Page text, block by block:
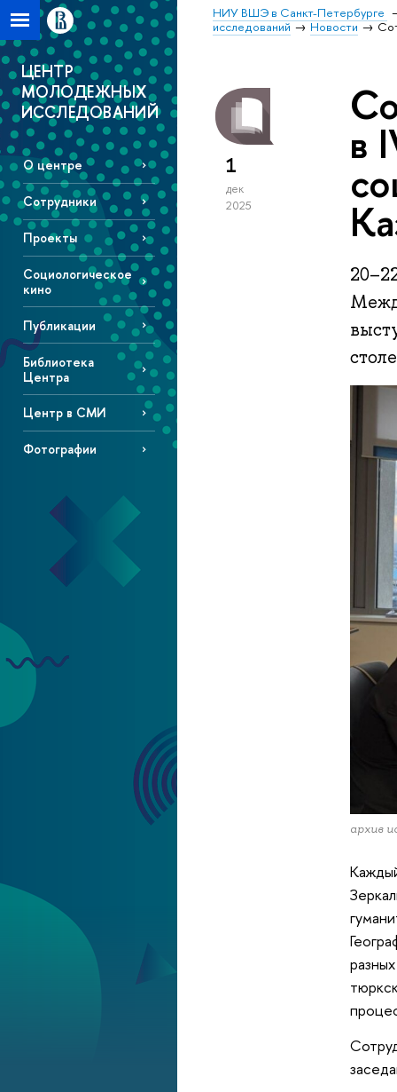
НИУ ВШЭ в Санкт-Петербурге
исследований
Новости
ЦЕНТР
МОЛОДЕЖНЫХ
ИССЛЕДОВАНИЙ
О центре
Сотрудники
Проекты
Социологическое
кино
Публикации
Библиотека
Центра
Центр в СМИ
Фотографии
1
дек
2025
в
архив